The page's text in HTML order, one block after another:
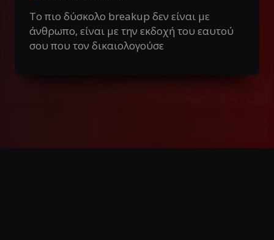
Το πιο δύσκολο breakup δεν είναι με
άνθρωπο, είναι με την εκδοχή του εαυτού
σου που τον δικαιολογούσε